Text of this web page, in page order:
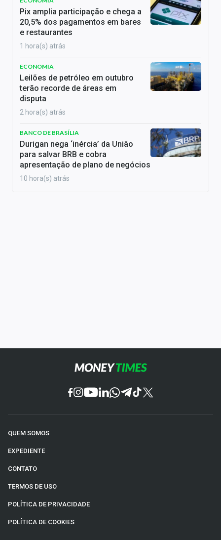
Pix amplia participação e chega a
20,5% dos pagamentos em bares
e restaurantes
1 hora(s) atrás
ECONOMIA
Leilões de petróleo em outubro
terão recorde de áreas em
disputa
2 hora(s) atrás
BANCO DE BRASÍLIA
Durigan nega ‘inércia’ da União
para salvar BRB e cobra
apresentação de plano de negócios
10 hora(s) atrás
QUEM SOMOS
EXPEDIENTE
CONTATO
TERMOS DE USO
POLÍTICA DE PRIVACIDADE
POLÍTICA DE COOKIES